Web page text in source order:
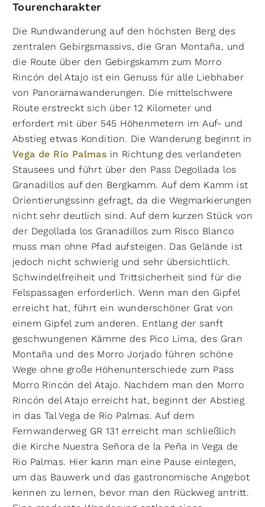
Tourencharakter
Die Rundwanderung auf den höchsten Berg des
zentralen Gebirgsmassivs, die Gran Montaña, und
die Route über den Gebirgskamm zum Morro
Rincón del Atajo ist ein Genuss für alle Liebhaber
von Panoramawanderungen. Die mittelschwere
Route erstreckt sich über 12 Kilometer und
erfordert mit über 545 Höhenmetern im Auf- und
Abstieg etwas Kondition. Die Wanderung beginnt in
Vega de Rio Palmas in Richtung des verlandeten
Stausees und führt über den Pass Degollada los
Granadillos auf den Bergkamm. Auf dem Kamm ist
Orientierungssinn gefragt, da die Wegmarkierungen
nicht sehr deutlich sind. Auf dem kurzen Stück von
der Degollada los Granadillos zum Risco Blanco
muss man ohne Pfad aufsteigen. Das Gelände ist
jedoch nicht schwierig und sehr übersichtlich.
Schwindelfreiheit und Trittsicherheit sind für die
Felspassagen erforderlich. Wenn man den Gipfel
erreicht hat, führt ein wunderschöner Grat von
einem Gipfel zum anderen. Entlang der sanft
geschwungenen Kämme des Pico Lima, des Gran
Montaña und des Morro Jorjado führen schöne
Wege ohne große Höhenunterschiede zum Pass
Morro Rincón del Atajo. Nachdem man den Morro
Rincón del Atajo erreicht hat, beginnt der Abstieg
in das Tal Vega de Rio Palmas. Auf dem
Fernwanderweg GR 131 erreicht man schließlich
die Kirche Nuestra Señora de la Peña in Vega de
Rio Palmas. Hier kann man eine Pause einlegen,
um das Bauwerk und das gastronomische Angebot
kennen zu lernen, bevor man den Rückweg antritt.